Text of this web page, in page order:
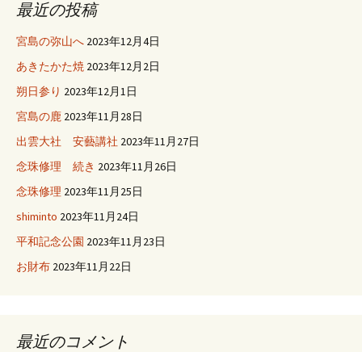
最近の投稿
宮島の弥山へ 2023年12月4日
あきたかた焼 2023年12月2日
朔日参り 2023年12月1日
宮島の鹿 2023年11月28日
出雲大社 安藝講社 2023年11月27日
念珠修理 続き 2023年11月26日
念珠修理 2023年11月25日
shiminto 2023年11月24日
平和記念公園 2023年11月23日
お財布 2023年11月22日
最近のコメント